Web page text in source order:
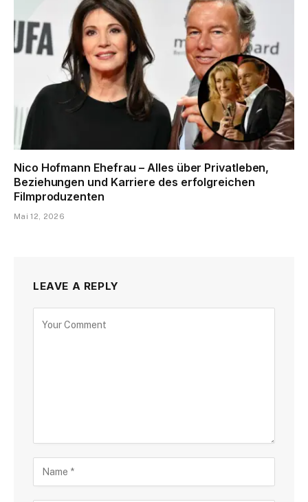
Nico Hofmann Ehefrau – Alles über Privatleben,
Beziehungen und Karriere des erfolgreichen
Filmproduzenten
Mai 12, 2026
LEAVE A REPLY